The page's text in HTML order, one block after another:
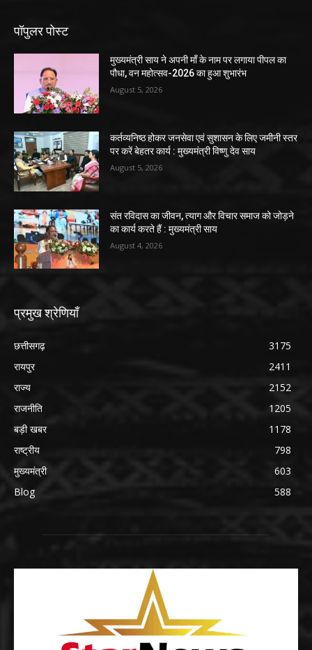
पॉपुलर पोस्ट
मुख्यमंत्री साय ने अपनी माँ के नाम पर लगाया पीपल का
पौधा, वन महोत्सव-2026 का हुआ शुभारंभ
August 5, 2026
कर्तव्यनिष्ठ होकर जनसेवा एवं सुशासन के लिए जमीनी स्तर
पर करें बेहतर कार्य : मुख्यमंत्री विष्णु देव साय
August 5, 2026
संत रविदास का जीवन, त्याग और विचार समाज को जोड़ने
का कार्य करते हैं : मुख्यमंत्री साय
August 4, 2026
प्रमुख श्रेणियाँ
छत्तीसगढ़
3175
रायपुर
2411
राज्य
2152
राजनीति
1205
बड़ी खबर
1178
राष्ट्रीय
798
मुख्यमंत्री
603
Blog
588